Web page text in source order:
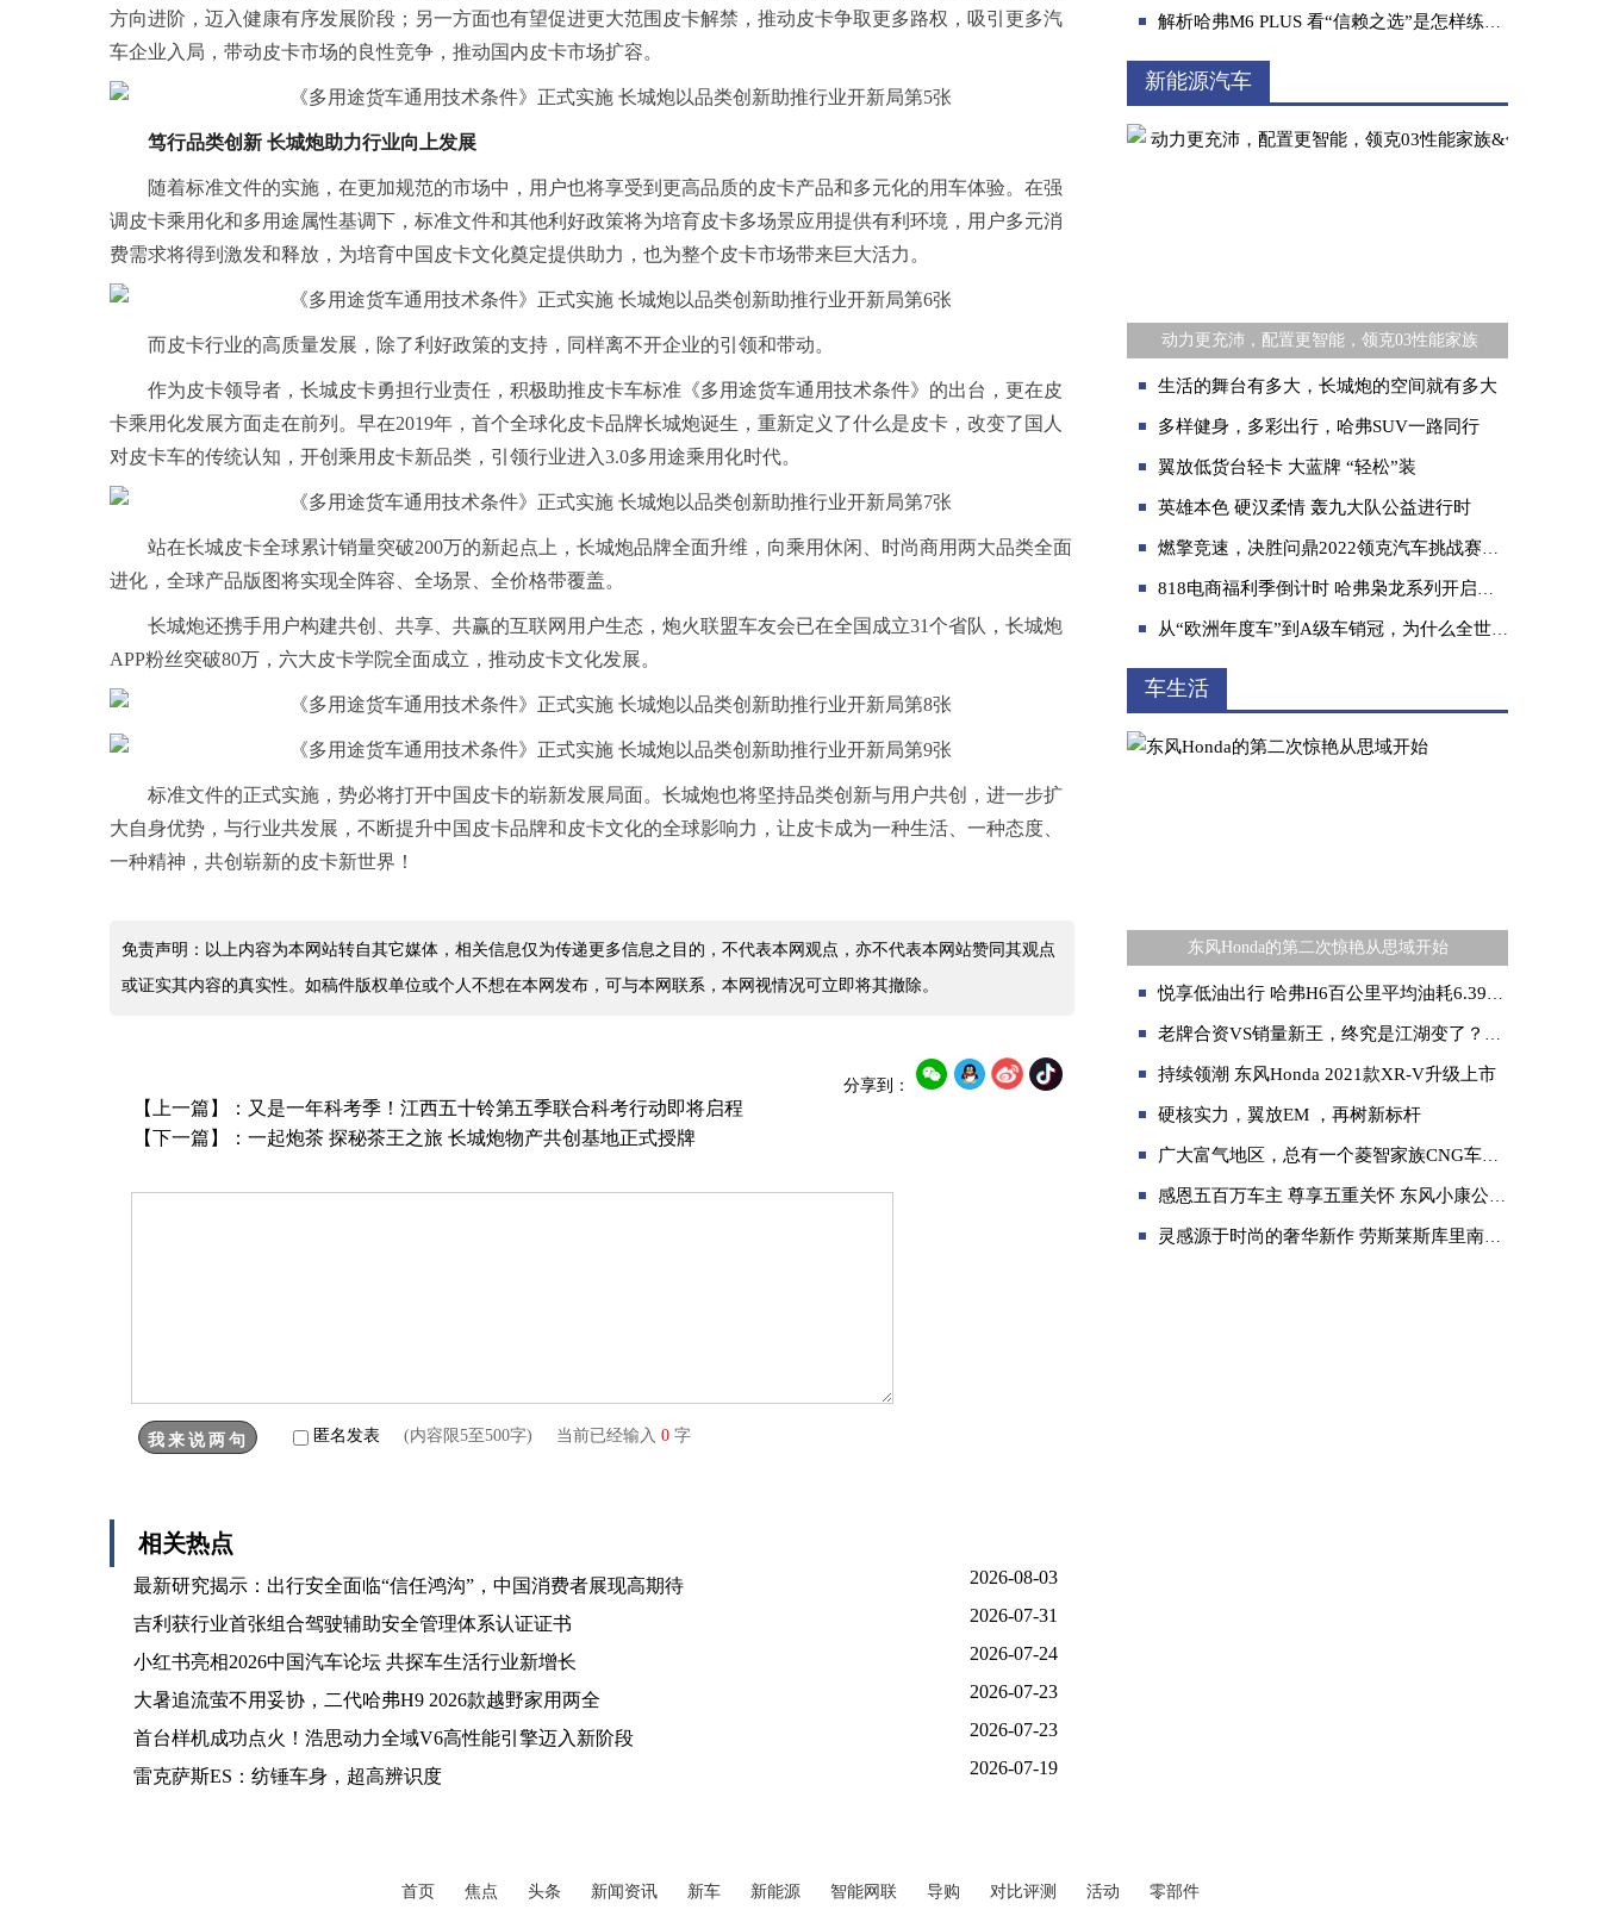
方向进阶，迈入健康有序发展阶段；另一方面也有望促进更大范围皮卡解禁，推动皮卡争取更多路权，吸引更多汽
车企业入局，带动皮卡市场的良性竞争，推动国内皮卡市场扩容。
笃行品类创新 长城炮助力行业向上发展
随着标准文件的实施，在更加规范的市场中，用户也将享受到更高品质的皮卡产品和多元化的用车体验。在强
调皮卡乘用化和多用途属性基调下，标准文件和其他利好政策将为培育皮卡多场景应用提供有利环境，用户多元消
费需求将得到激发和释放，为培育中国皮卡文化奠定提供助力，也为整个皮卡市场带来巨大活力。
而皮卡行业的高质量发展，除了利好政策的支持，同样离不开企业的引领和带动。
作为皮卡领导者，长城皮卡勇担行业责任，积极助推皮卡车标准《多用途货车通用技术条件》的出台，更在皮
卡乘用化发展方面走在前列。早在2019年，首个全球化皮卡品牌长城炮诞生，重新定义了什么是皮卡，改变了国人
对皮卡车的传统认知，开创乘用皮卡新品类，引领行业进入3.0多用途乘用化时代。
站在长城皮卡全球累计销量突破200万的新起点上，长城炮品牌全面升维，向乘用休闲、时尚商用两大品类全面
进化，全球产品版图将实现全阵容、全场景、全价格带覆盖。
长城炮还携手用户构建共创、共享、共赢的互联网用户生态，炮火联盟车友会已在全国成立31个省队，长城炮
APP粉丝突破80万，六大皮卡学院全面成立，推动皮卡文化发展。
标准文件的正式实施，势必将打开中国皮卡的崭新发展局面。长城炮也将坚持品类创新与用户共创，进一步扩
大自身优势，与行业共发展，不断提升中国皮卡品牌和皮卡文化的全球影响力，让皮卡成为一种生活、一种态度、
一种精神，共创崭新的皮卡新世界！
免责声明：以上内容为本网站转自其它媒体，相关信息仅为传递更多信息之目的，不代表本网观点，亦不代表本网站赞同其观点
或证实其内容的真实性。如稿件版权单位或个人不想在本网发布，可与本网联系，本网视情况可立即将其撤除。
分享到：
【上一篇】： 又是一年科考季！江西五十铃第五季联合科考行动即将启程
【下一篇】： 一起炮茶 探秘茶王之旅 长城炮物产共创基地正式授牌
匿名发表 (内容限5至500字) 当前已经输入 0 字
相关热点
最新研究揭示：出行安全面临“信任鸿沟”，中国消费者展现高期待 2026-08-03
吉利获行业首张组合驾驶辅助安全管理体系认证证书 2026-07-31
小红书亮相2026中国汽车论坛 共探车生活行业新增长 2026-07-24
大暑追流萤不用妥协，二代哈弗H9 2026款越野家用两全 2026-07-23
首台样机成功点火！浩思动力全域V6高性能引擎迈入新阶段 2026-07-23
雷克萨斯ES：纺锤车身，超高辨识度 2026-07-19
解析哈弗M6 PLUS 看“信赖之选”是怎样练成的
新能源汽车
​ 动力更充沛，配置更智能，领克03性能家族
生活的舞台有多大，长城炮的空间就有多大
多样健身，多彩出行，哈弗SUV一路同行
翼放低货台轻卡 大蓝牌 “轻松”装
英雄本色 硬汉柔情 轰九大队公益进行时
燃擎竞速，决胜问鼎2022领克汽车挑战赛收官战圆满落幕
818电商福利季倒计时 哈弗枭龙系列开启线上直播狂欢
从“欧洲年度车”到A级车销冠，为什么全世界都认TNGA？
车生活
东风Honda的第二次惊艳从思域开始
悦享低油出行 哈弗H6百公里平均油耗6.39升 纵擎多彩贵州
老牌合资VS销量新王，终究是江湖变了？入了领克06秒变墙头……
持续领潮 东风Honda 2021款XR-V升级上市
硬核实力，翼放EM ，再树新标杆
广大富气地区，总有一个菱智家族CNG车的身影在路上跑
感恩五百万车主 尊享五重关怀 东风小康公司20周年感恩回馈活动火热来袭
灵感源于时尚的奢华新作 劳斯莱斯库里南“时尚之源”典藏版耀然发布
首页 焦点 头条 新闻资讯 新车 新能源 智能网联 导购 对比评测 活动 零部件